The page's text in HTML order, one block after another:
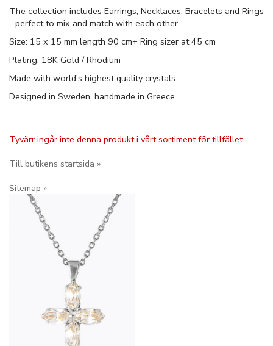
The collection includes Earrings, Necklaces, Bracelets and Rings
- perfect to mix and match with each other.
Size: 15 x 15 mm length 90 cm+ Ring sizer at 45 cm
Plating: 18K Gold / Rhodium
Made with world's highest quality crystals
Designed in Sweden, handmade in Greece
Tyvärr ingår inte denna produkt i vårt sortiment för tillfället.
Till butikens startsida »
Sitemap »